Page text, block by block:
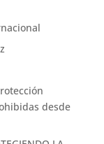
desde